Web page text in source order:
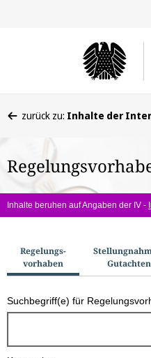
befinden
hier:
zurück zu: Inhalte der
Inhalte beruhen auf Angaben der IV -
u
c
h
Regelungs­
vorhaben
Gutachten
Suchbegriff(e) für